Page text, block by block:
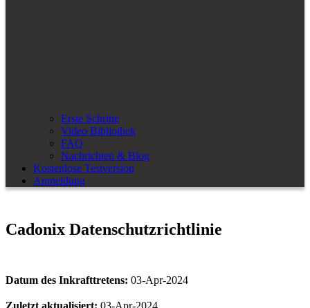
Erste Schritte
Video Bibliothek
FAQ
Nachrichten & Blog
Kostenlose Testversion
Anmeldung
Cadonix Datenschutzrichtlinie
Datum des Inkrafttretens: 03-Apr-2024